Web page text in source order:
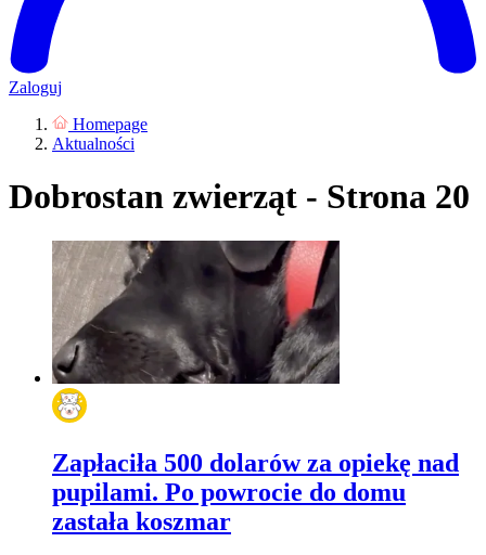
Zaloguj
Homepage
Aktualności
Dobrostan zwierząt - Strona 20
Zapłaciła 500 dolarów za opiekę nad
pupilami. Po powrocie do domu
zastała koszmar